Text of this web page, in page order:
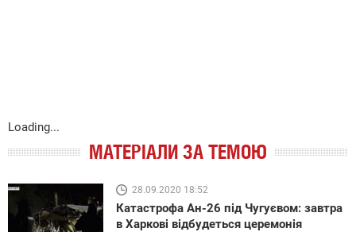
Loading...
МАТЕРІАЛИ ЗА ТЕМОЮ
28.09.2020 18:52
Катастрофа Ан-26 під Чугуєвом: завтра
в Харкові відбудеться церемонія